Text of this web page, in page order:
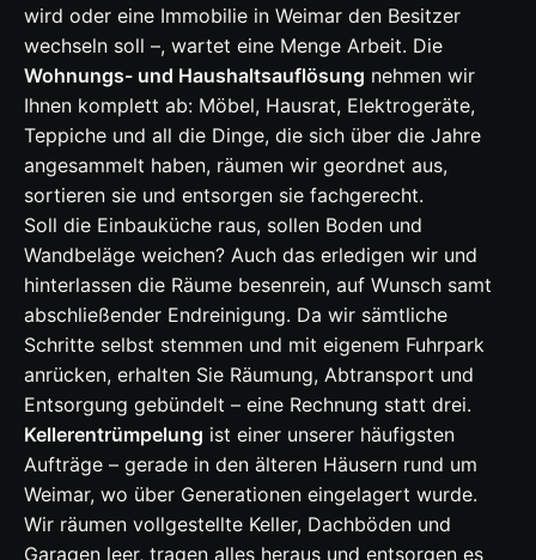
wird oder eine Immobilie in Weimar den Besitzer
wechseln soll –, wartet eine Menge Arbeit. Die
Wohnungs- und Haushaltsauflösung nehmen wir
Ihnen komplett ab: Möbel, Hausrat, Elektrogeräte,
Teppiche und all die Dinge, die sich über die Jahre
angesammelt haben, räumen wir geordnet aus,
sortieren sie und entsorgen sie fachgerecht.
Soll die Einbauküche raus, sollen Boden und
Wandbeläge weichen? Auch das erledigen wir und
hinterlassen die Räume besenrein, auf Wunsch samt
abschließender Endreinigung. Da wir sämtliche
Schritte selbst stemmen und mit eigenem Fuhrpark
anrücken, erhalten Sie Räumung, Abtransport und
Entsorgung gebündelt – eine Rechnung statt drei.
Kellerentrümpelung ist einer unserer häufigsten
Aufträge – gerade in den älteren Häusern rund um
Weimar, wo über Generationen eingelagert wurde.
Wir räumen vollgestellte Keller, Dachböden und
Garagen leer, tragen alles heraus und entsorgen es